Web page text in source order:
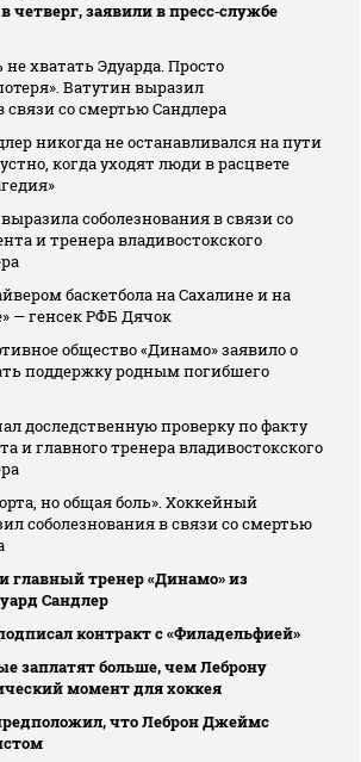
четверг, заявили в пресс‑службе
хватать Эдуарда. Просто
Ватутин выразил
связи со смертью Сандлера
никогда не останавливался на пути
когда уходят люди в расцвете
соболезнования в связи со
и тренера владивостокского
баскетбола на Сахалине и на
— генсек РФБ Дячок
общество «Динамо» заявило о
поддержку родным погибшего
доследственную проверку по факту
и главного тренера владивостокского
но общая боль». Хоккейный
соболезнования в связи со смертью
главный тренер «Динамо» из
Сандлер
контракт с «Филадельфией»
заплатят больше, чем Леброну
момент для хоккея
что Леброн Джеймс